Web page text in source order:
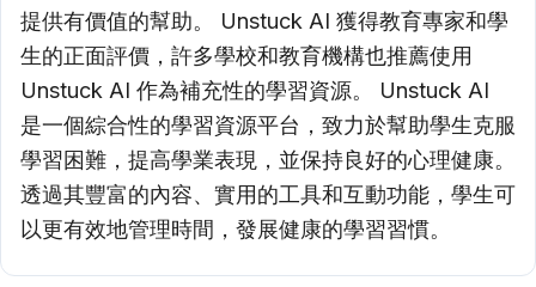
提供有價值的幫助。 Unstuck AI 獲得教育專家和學
生的正面評價，許多學校和教育機構也推薦使用
Unstuck AI 作為補充性的學習資源。 Unstuck AI
是一個綜合性的學習資源平台，致力於幫助學生克服
學習困難，提高學業表現，並保持良好的心理健康。
透過其豐富的內容、實用的工具和互動功能，學生可
以更有效地管理時間，發展健康的學習習慣。